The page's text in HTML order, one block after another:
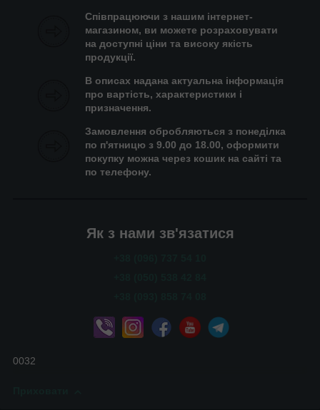
Співпрацюючи з нашим інтернет-
магазином, ви можете розраховувати
на доступні ціни та високу якість
продукції.
В описах надана актуальна інформація
про вартість, характеристики і
призначення.
Замовлення обробляються з понеділка
по п'ятницю з 9.00 до 18.00, оформити
покупку можна через кошик на сайті та
по телефону.
Як з нами зв'язатися
0032